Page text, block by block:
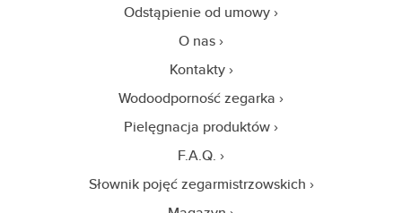
Odstąpienie od umowy
O nas
Kontakty
Wodoodporność zegarka
Pielęgnacja produktów
F.A.Q.
Słownik pojęć zegarmistrzowskich